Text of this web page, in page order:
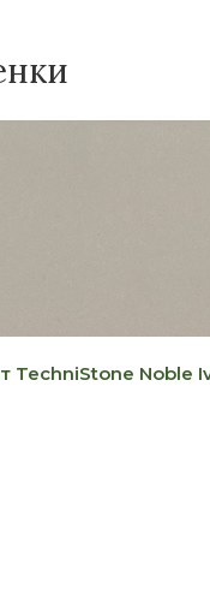
TechniStone Noble